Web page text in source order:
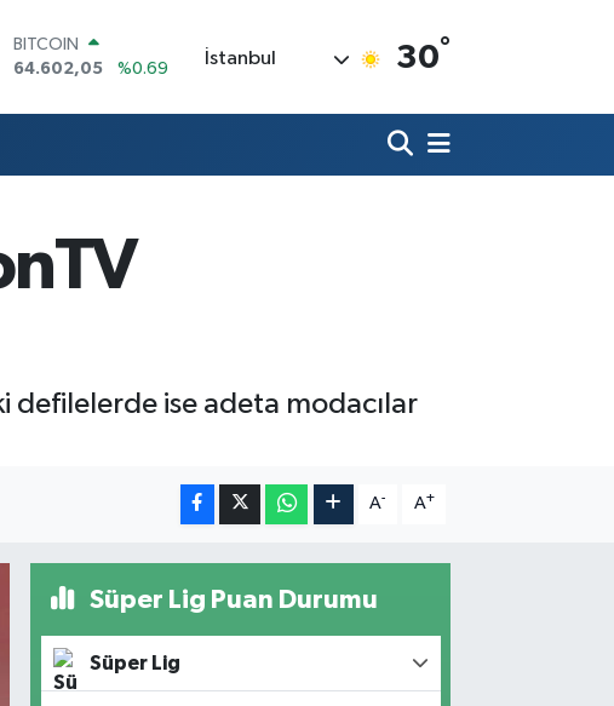
DOLAR
47,5986
%0.06
55,0700
%0.1
BİST100
13.768
%48
BITCOIN
İstanbul 30°
ise adeta modacılar
A- A+
Süper Lig Puan Durumu
Süper Lig